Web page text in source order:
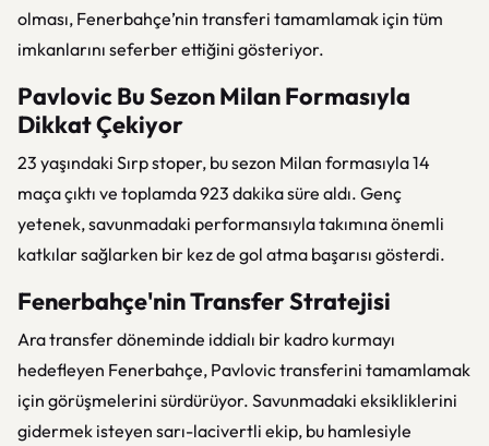
olması, Fenerbahçe’nin transferi tamamlamak için tüm
imkanlarını seferber ettiğini gösteriyor.
Pavlovic Bu Sezon Milan Formasıyla
Dikkat Çekiyor
23 yaşındaki Sırp stoper, bu sezon Milan formasıyla 14
maça çıktı ve toplamda 923 dakika süre aldı. Genç
yetenek, savunmadaki performansıyla takımına önemli
katkılar sağlarken bir kez de gol atma başarısı gösterdi.
Fenerbahçe'nin Transfer Stratejisi
Ara transfer döneminde iddialı bir kadro kurmayı
hedefleyen Fenerbahçe, Pavlovic transferini tamamlamak
için görüşmelerini sürdürüyor. Savunmadaki eksikliklerini
gidermek isteyen sarı-lacivertli ekip, bu hamlesiyle